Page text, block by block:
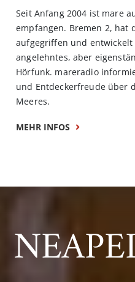
Seit Anfang 2004 ist mare
empfangen. Bremen 2, hat
aufgegriffen und
angelehntes, aber
Hörfunk. mareradio
und Entdeckerfreude über
Meeres.
MEHR INFOS